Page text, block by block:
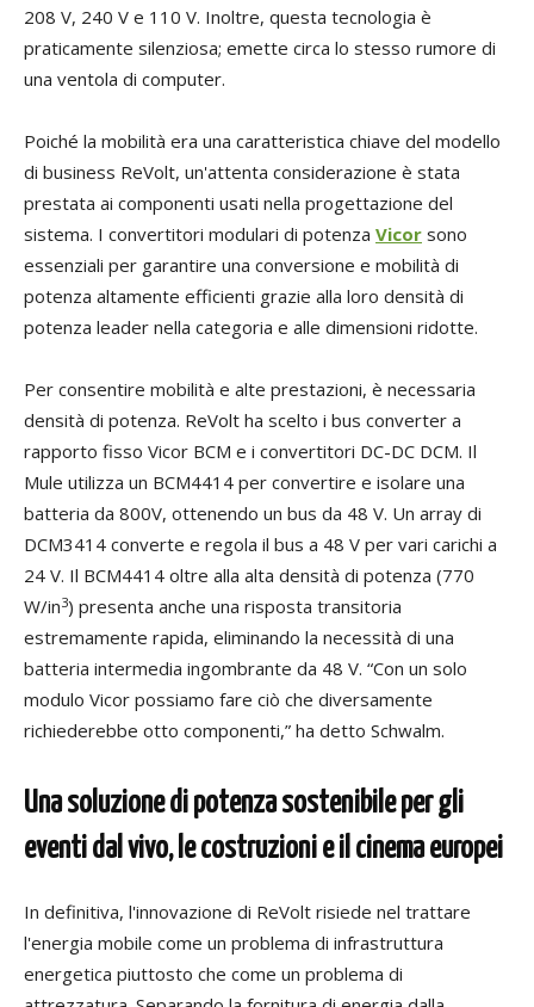
208 V, 240 V e 110 V. Inoltre, questa tecnologia è
praticamente silenziosa; emette circa lo stesso rumore di
una ventola di computer.
Poiché la mobilità era una caratteristica chiave del modello
di business ReVolt, un'attenta considerazione è stata
prestata ai componenti usati nella progettazione del
sistema. I convertitori modulari di potenza Vicor sono
essenziali per garantire una conversione e mobilità di
potenza altamente efficienti grazie alla loro densità di
potenza leader nella categoria e alle dimensioni ridotte.
Per consentire mobilità e alte prestazioni, è necessaria
densità di potenza. ReVolt ha scelto i bus converter a
rapporto fisso Vicor BCM e i convertitori DC-DC DCM. Il
Mule utilizza un BCM4414 per convertire e isolare una
batteria da 800V, ottenendo un bus da 48 V. Un array di
DCM3414 converte e regola il bus a 48 V per vari carichi a
24 V. Il BCM4414 oltre alla alta densità di potenza (770
W/in3) presenta anche una risposta transitoria
estremamente rapida, eliminando la necessità di una
batteria intermedia ingombrante da 48 V. “Con un solo
modulo Vicor possiamo fare ciò che diversamente
richiederebbe otto componenti,” ha detto Schwalm.
Una soluzione di potenza sostenibile per gli
eventi dal vivo, le costruzioni e il cinema europei
In definitiva, l'innovazione di ReVolt risiede nel trattare
l'energia mobile come un problema di infrastruttura
energetica piuttosto che come un problema di